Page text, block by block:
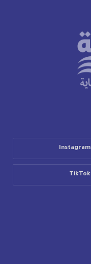
Instagram
TikTok